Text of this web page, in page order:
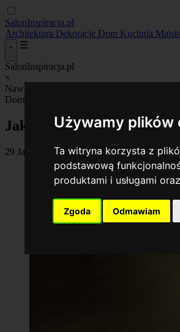
Używamy plików
Ta witryna korzysta z
podstawową
produktami i usługami
Zgoda Odmawiam
SalonInspiracja.pl
Architektura Dekoracje Dom Kuchnia
☰
SalonInspiracja.pl
×
Nawigacja_
Dom
Jaki mop elektryczny
29 January 2026 • By Anna Kaczmarek